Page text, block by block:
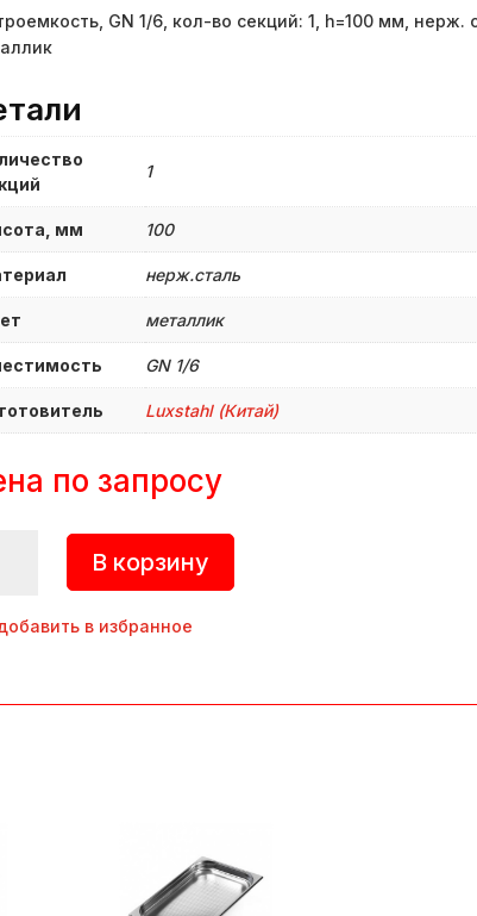
GN 1/6, кол-во секций: 1, h=100 мм, нерж.
1
мм 100
нерж.сталь
металлик
GN 1/6
Luxstahl (Китай)
по запросу
В корзину
в избранное